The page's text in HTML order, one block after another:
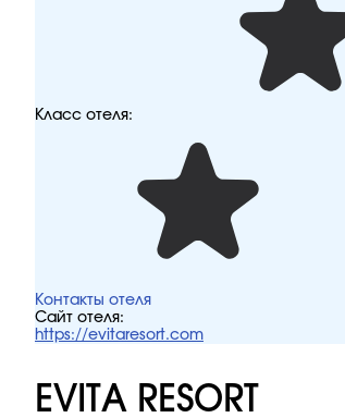
Класс отеля:
Контакты отеля
Сайт отеля:
https://evitaresort.com
EVITA RESORT